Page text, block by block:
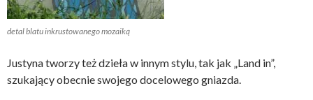
detal blatu inkrustowanego mozaiką
Justyna tworzy też dzieła w innym stylu, tak jak „Land in”,
szukający obecnie swojego docelowego gniazda.